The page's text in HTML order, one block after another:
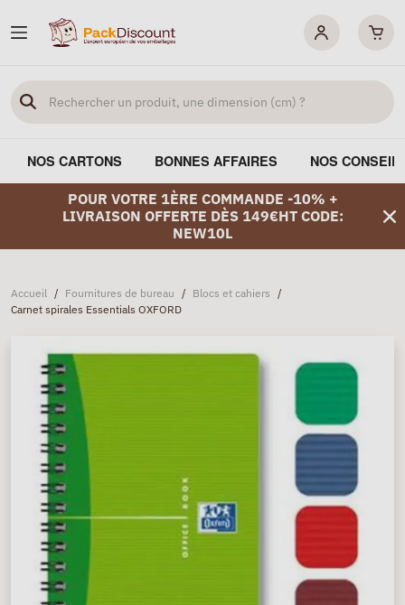
NOS CARTONS BONNES AFFAIRES NOS
POUR VOTRE 1ÈRE COMMANDE -10% +
LIVRAISON OFFERTE DÈS 149€HT CODE:
NEW10L
Accueil / Fournitures de bureau / Blocs et cahiers /
Carnet spirales Essentials OXFORD